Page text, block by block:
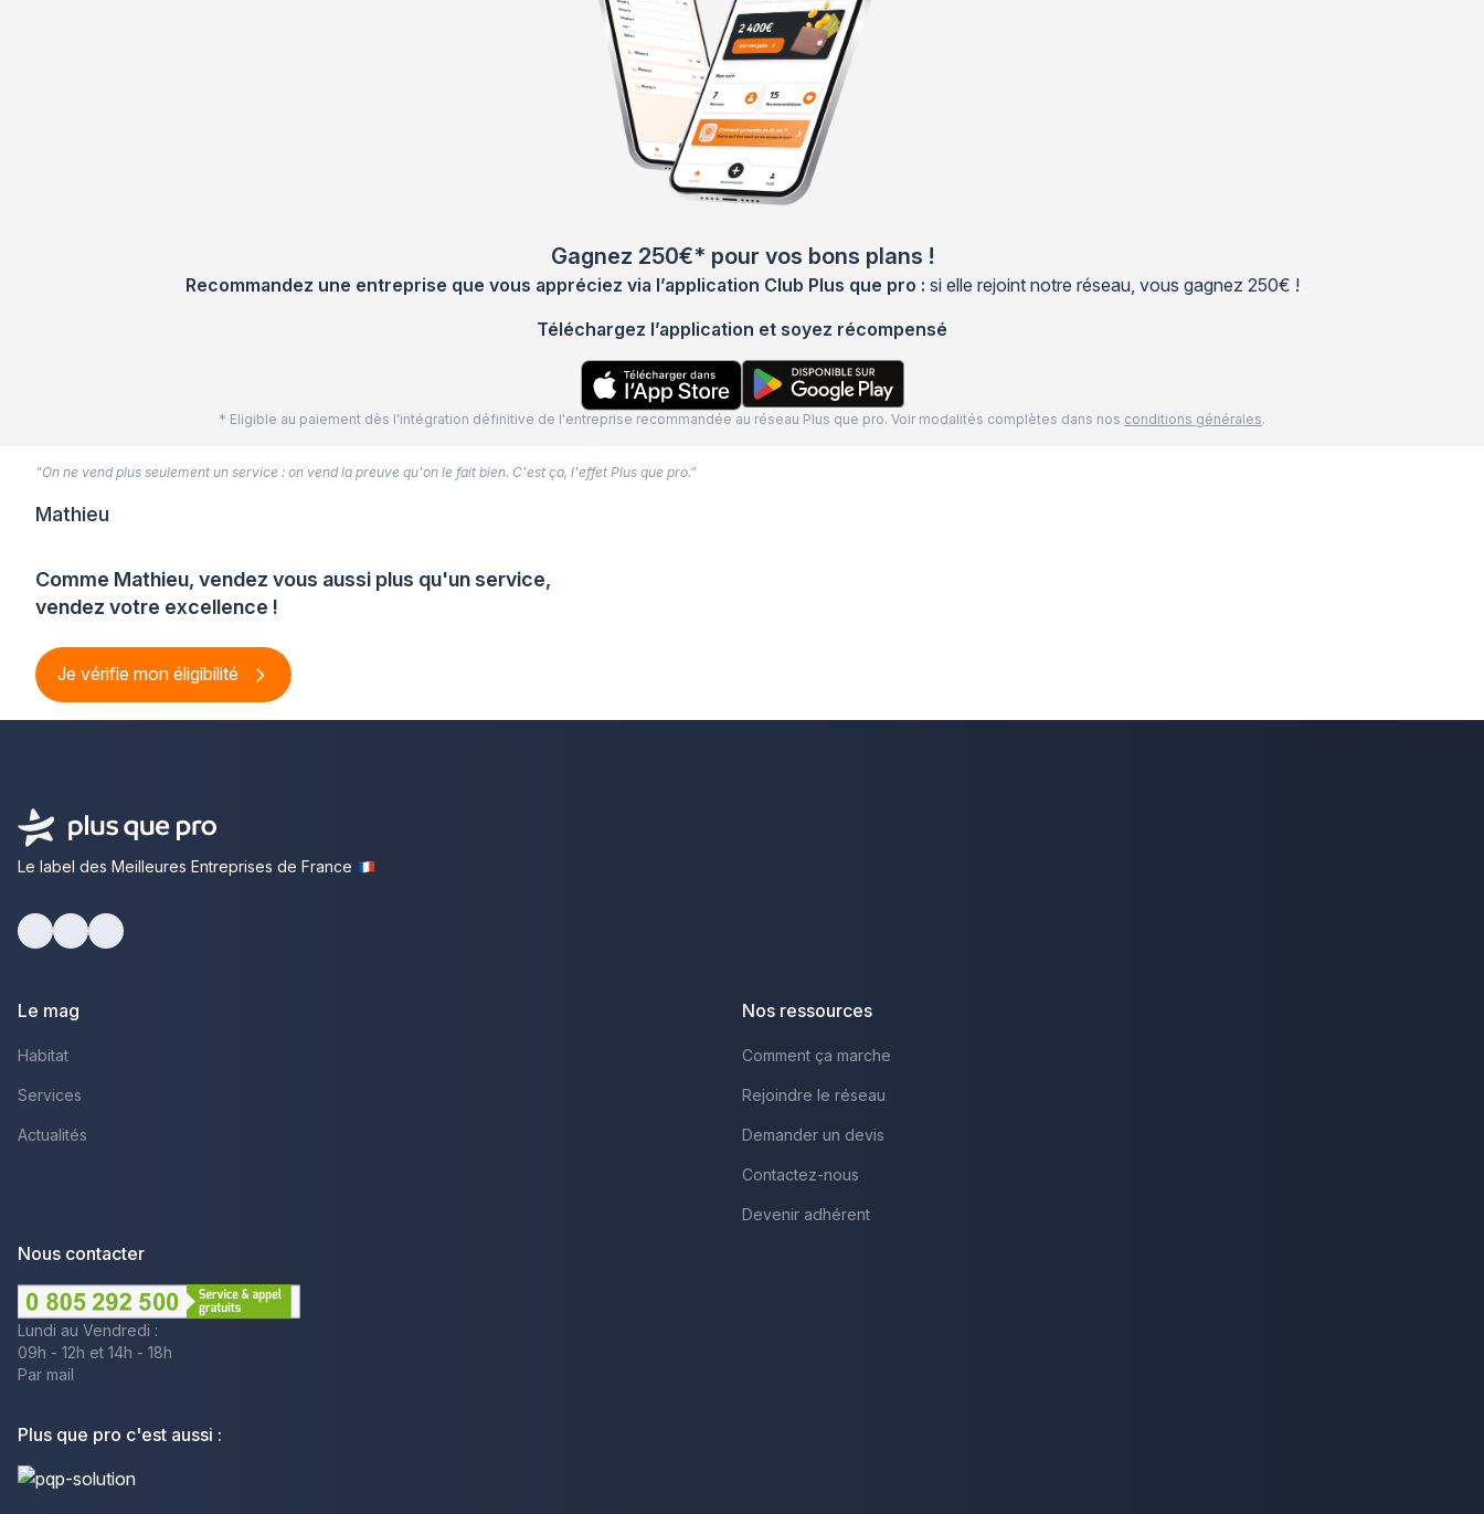
Gagnez 250€* pour vos bons plans !
Recommandez une entreprise que vous appréciez via l’application Club Plus que pro : si elle rejoint notre réseau, vous gagnez 250€ !
Téléchargez l’application et soyez récompensé
* Eligible au paiement dès l'intégration définitive de l'entreprise recommandée au réseau Plus que pro. Voir modalités complètes dans nos conditions générales.
Comme Mathieu, vendez vous aussi plus qu'un service,
vendez votre excellence !
Je vérifie mon éligibilité
“On ne vend plus seulement un service : on vend la preuve qu'on le fait bien. C'est ça, l'effet Plus que pro.”
Mathieu
Le label des Meilleures Entreprises de France
Le mag
Habitat
Services
Actualités
Nos ressources
Comment ça marche
Rejoindre le réseau
Demander un devis
Contactez-nous
Devenir adhérent
Nous contacter
Lundi au Vendredi :
09h - 12h et 14h - 18h
Par mail
Plus que pro c'est aussi :